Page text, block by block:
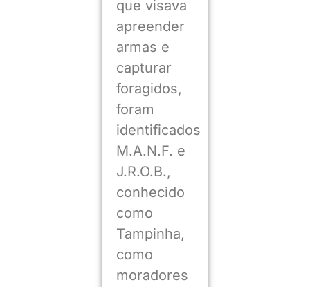
que visava
apreender
armas e
capturar
foragidos,
foram
identificados
M.A.N.F. e
J.R.O.B.,
conhecido
como
Tampinha,
como
moradores